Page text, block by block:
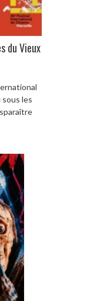
du Vieux
sous les